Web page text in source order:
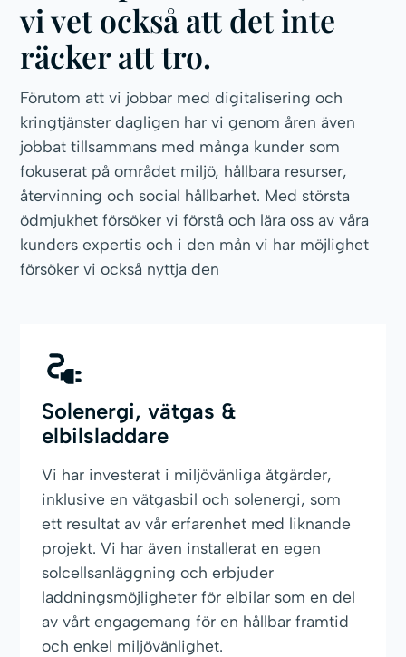
vi vet också att det inte
räcker att tro.
Förutom att vi jobbar med digitalisering och
kringtjänster dagligen har vi genom åren även
jobbat tillsammans med många kunder som
fokuserat på området miljö, hållbara resurser,
återvinning och social hållbarhet. Med största
ödmjukhet försöker vi förstå och lära oss av våra
kunders expertis och i den mån vi har möjlighet
försöker vi också nyttja den
Solenergi, vätgas &
elbilsladdare
Vi har investerat i miljövänliga åtgärder,
inklusive en vätgasbil och solenergi, som
ett resultat av vår erfarenhet med liknande
projekt. Vi har även installerat en egen
solcellsanläggning och erbjuder
laddningsmöjligheter för elbilar som en del
av vårt engagemang för en hållbar framtid
och enkel miljövänlighet.